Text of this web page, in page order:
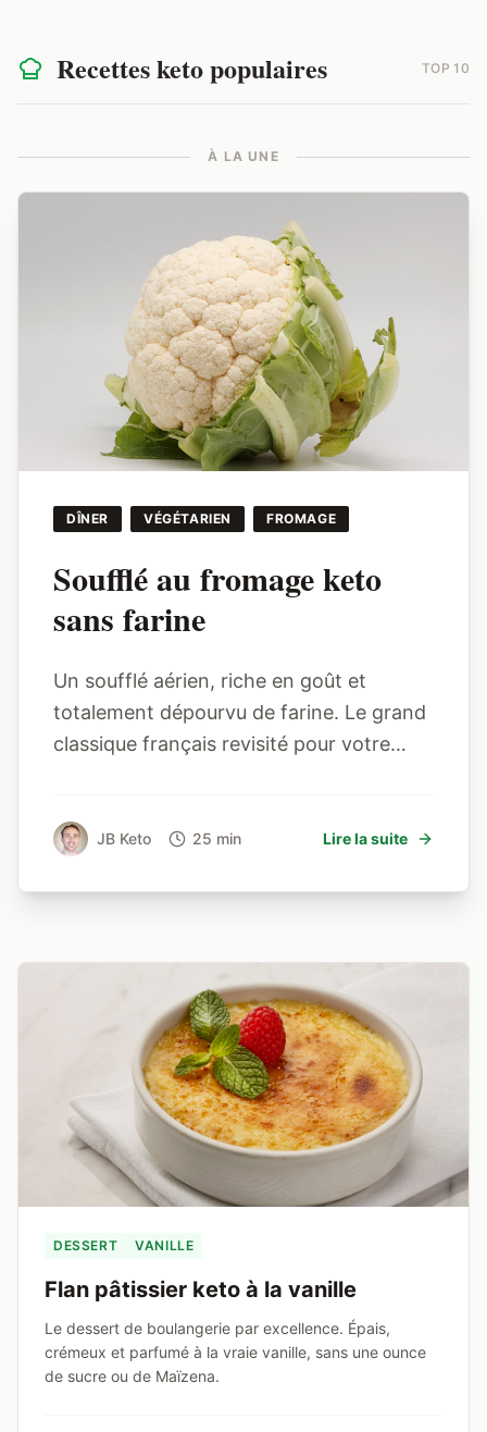
Recettes keto populaires TOP 10
À LA UNE
DÎNER VÉGÉTARIEN FROMAGE
Soufflé au fromage keto
sans farine
Un soufflé aérien, riche en goût et
totalement dépourvu de farine. Le grand
classique français revisité pour votre
JB Keto 25 min Lire la suite
DESSERT VANILLE
Flan pâtissier keto à la vanille
Le dessert de boulangerie par excellence. Épais,
crémeux et parfumé à la vraie vanille, sans une ounce
de sucre ou de Maïzena.